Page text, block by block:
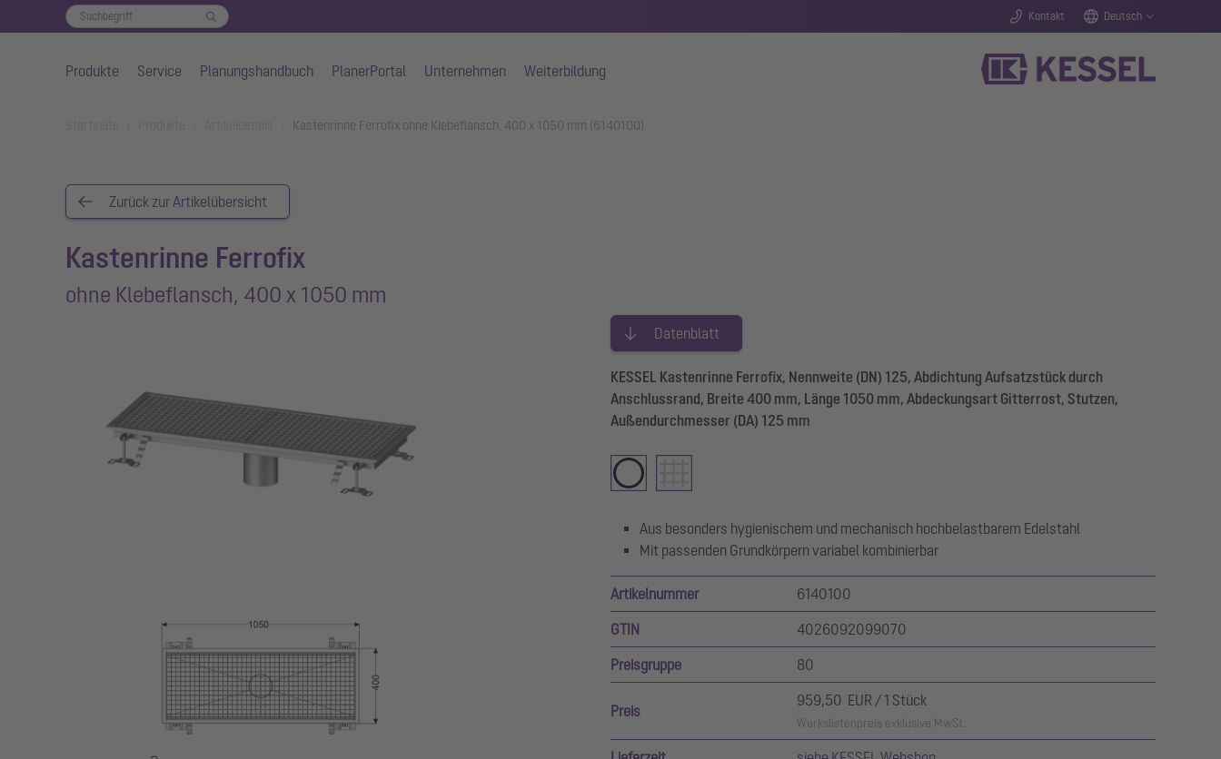
Kontakt Deutsch
Produkte Service Planungshandbuch PlanerPortal Unternehmen Weiterbildung
Kastenrinne Ferrofix ohne Klebeflansch, 400 x 1050 mm (6140100)
Zurück zur Artikelübersicht
Kastenrinne Ferrofix
ohne Klebeflansch, 400 x 1050 mm
Datenblatt
KESSEL Kastenrinne Ferrofix, Nennweite (DN) 125, Abdichtung Aufsatzstück durch
Anschlussrand, Breite 400 mm, Länge 1050 mm, Abdeckungsart Gitterrost, Stutzen,
Außendurchmesser (DA) 125 mm
Aus besonders hygienischem und mechanisch hochbelastbarem Edelstahl
Mit passenden Grundkörpern variabel kombinierbar
Artikelnummer 6140100
GTIN 4026092099070
Preisgruppe 80
Preis
959,50 EUR / 1 Stück
Werkslistenpreis exklusive MwSt.